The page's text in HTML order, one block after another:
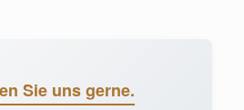
Sie uns gerne.